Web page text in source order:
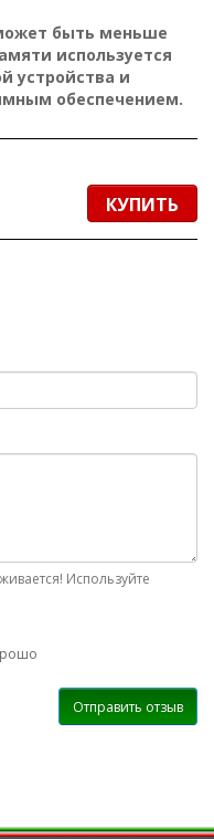
быть меньше
используется
устройства и
обеспечением.
КУПИТЬ
Используйте
Отправить отзыв